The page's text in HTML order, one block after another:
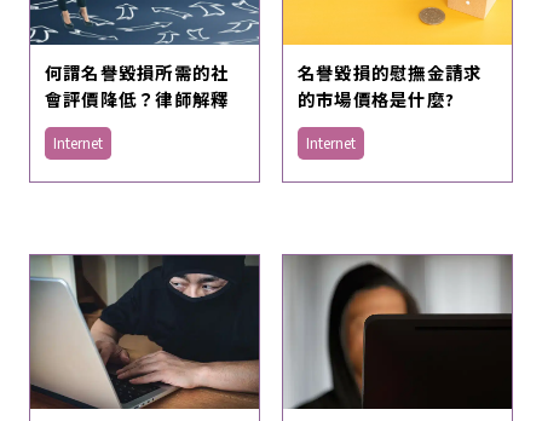
何謂名譽毀損所需的社
會評價降低？律師解釋
Internet
名譽毀損的慰撫金請求
的市場價格是什麼?
Internet